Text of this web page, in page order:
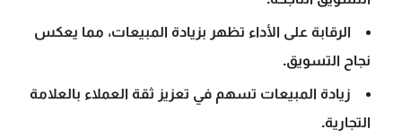
الرقابة على الأداء تظهر بزيادة المبيعات، مما يعكس
نجاح التسويق.
زيادة المبيعات تسهم في تعزيز ثقة العملاء بالعلامة
التجارية.